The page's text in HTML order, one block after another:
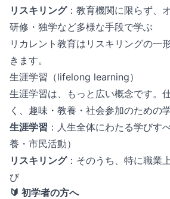
リスキリング：教育機関に限らず、
研修・独学など多様な手段で学ぶ
リカレント教育はリスキリングの一
きます。
生涯学習（lifelong learning）
生涯学習は、もっと広い概念です。
く、趣味・教養・社会参加のための
生涯学習 ：人生全体にわたる学びす
養・市民活動）
リスキリング：そのうち、特に職業
び
🔰 初学者の方へ